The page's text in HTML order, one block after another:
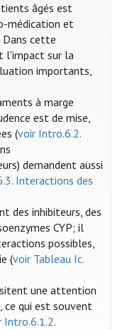
âgés est
médication et
Dans cette
l'impact sur la
importants,
à marge
est de mise,
(voir Intro.6.2.
demandent aussi
Interactions des
des inhibiteurs, des
CYP; il
possibles,
(voir Tableau Ic.
une attention
ce qui est souvent
Intro.6.1.2.